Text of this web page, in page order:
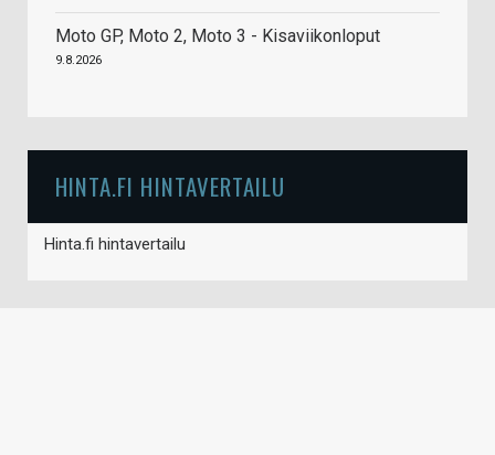
Moto GP, Moto 2, Moto 3 - Kisaviikonloput
9.8.2026
HINTA.FI HINTAVERTAILU
Hinta.fi hintavertailu